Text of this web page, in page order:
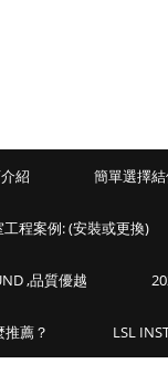
紹 簡單選擇
程案例: (安裝或更換)
,品質優越
薦？ LSL